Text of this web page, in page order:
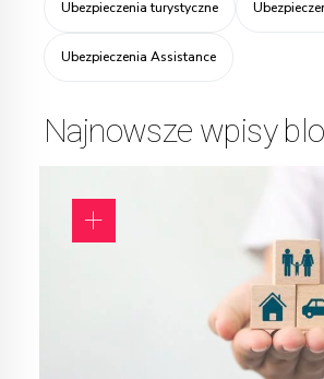
Ubezpieczenia turystyczne
Ubezpieczenia Assistance
Najnowsze wpisy